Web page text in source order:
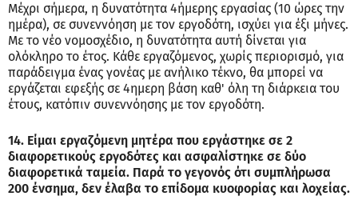
Μέχρι σήμερα, η δυνατότητα 4ήμερης εργασίας (10 ώρες την
ημέρα), σε συνεννόηση με τον εργοδότη, ισχύει για έξι μήνες.
Με το νέο νομοσχέδιο, η δυνατότητα αυτή δίνεται για
ολόκληρο το έτος. Κάθε εργαζόμενος, χωρίς περιορισμό, για
παράδειγμα ένας γονέας με ανήλικο τέκνο, θα μπορεί να
εργάζεται εφεξής σε 4ημερη βάση καθ' όλη τη διάρκεια του
έτους, κατόπιν συνεννόησης με τον εργοδότη.
14. Είμαι εργαζόμενη μητέρα που εργάστηκε σε 2
διαφορετικούς εργοδότες και ασφαλίστηκε σε δύο
διαφορετικά ταμεία. Παρά το γεγονός ότι συμπλήρωσα
200 ένσημα, δεν έλαβα το επίδομα κυοφορίας και λοχείας.